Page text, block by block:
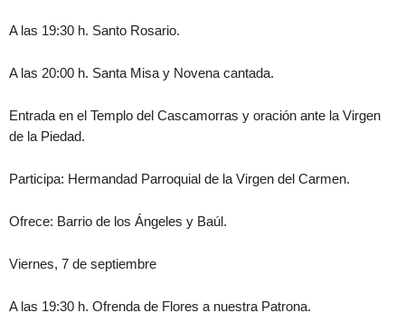
A las 19:30 h. Santo Rosario.
A las 20:00 h. Santa Misa y Novena cantada.
Entrada en el Templo del Cascamorras y oración ante la Virgen
de la Piedad.
Participa: Hermandad Parroquial de la Virgen del Carmen.
Ofrece: Barrio de los Ángeles y Baúl.
Viernes, 7 de septiembre
A las 19:30 h. Ofrenda de Flores a nuestra Patrona.